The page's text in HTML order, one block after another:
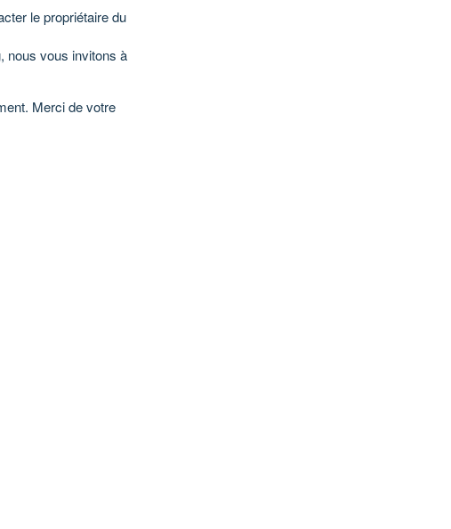
le propriétaire du
nous vous invitons à
Merci de votre